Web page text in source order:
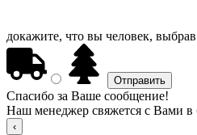
докажите, что вы человек, выбрав
Спасибо за Ваше сообщение!
Наш менеджер свяжется с Вами в